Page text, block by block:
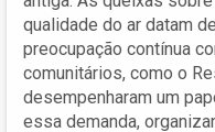
qualidade do ar datam
preocupação contínua
comunitários, como o
desempenharam um
essa demanda,